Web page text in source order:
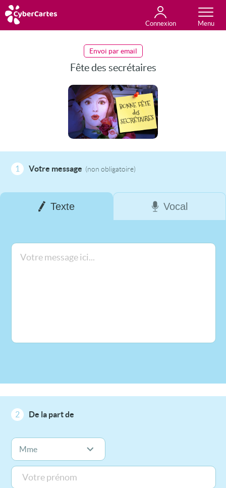
Connexion
Toutes les cartes
Envoi par email
Fête des secrétaires
1 Votre message (non obligatoire)
Texte Vocal
2 De la part de